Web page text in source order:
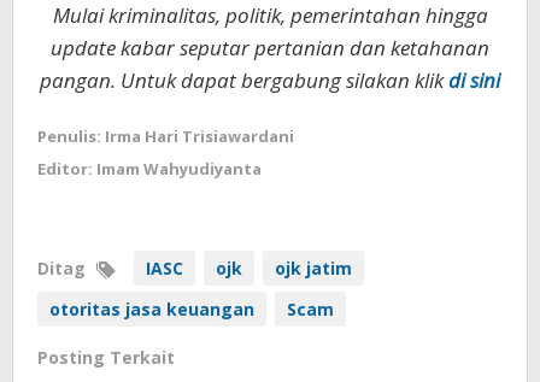
Mulai kriminalitas, politik, pemerintahan hingga
update kabar seputar pertanian dan ketahanan
pangan. Untuk dapat bergabung silakan klikdi sini
Penulis: Irma Hari Trisiawardani
Editor: Imam Wahyudiyanta
Ditag IASC ojk
ojk jatim
otoritas jasa keuangan
Scam
Posting Terkait